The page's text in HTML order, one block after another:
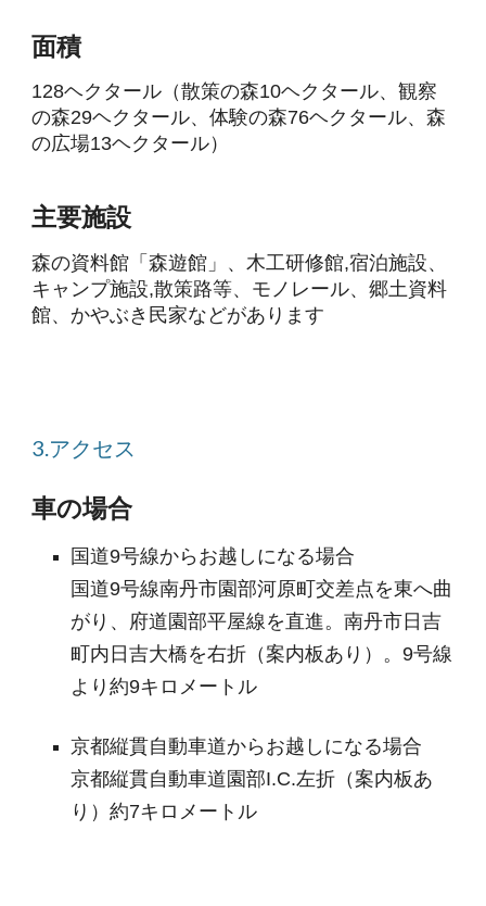
面積
128ヘクタール（散策の森10ヘクタール、観察
の森29ヘクタール、体験の森76ヘクタール、森
の広場13ヘクタール）
主要施設
森の資料館「森遊館」、木工研修館,宿泊施設、
キャンプ施設,散策路等、モノレール、郷土資料
館、かやぶき民家などがあります
3.アクセス
車の場合
国道9号線からお越しになる場合
国道9号線南丹市園部河原町交差点を東へ曲
がり、府道園部平屋線を直進。南丹市日吉
町内日吉大橋を右折（案内板あり）。9号線
より約9キロメートル
京都縦貫自動車道からお越しになる場合
京都縦貫自動車道園部I.C.左折（案内板あ
り）約7キロメートル